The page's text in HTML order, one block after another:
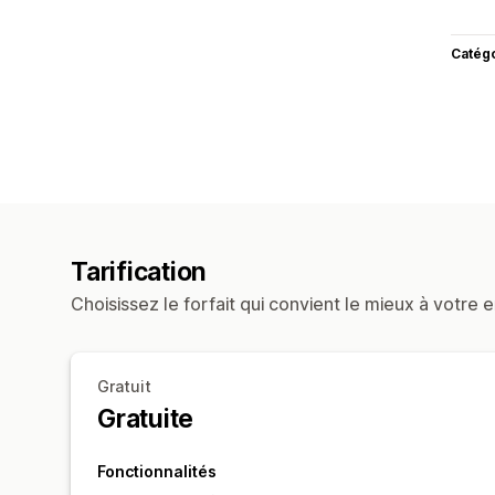
Tarification
Choisissez le forfait qui convient le mieux à votre
Gratuit
Gratuite
Fonctionnalités